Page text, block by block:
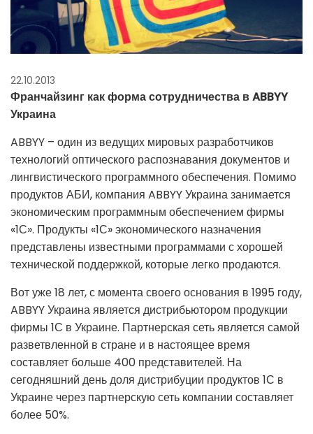
22.10.2013
Франчайзинг как форма сотрудничества в ABBYY
Украина
ABBYY – один из ведущих мировых разработчиков
технологий оптического распознавания документов и
лингвистического программного обеспечения. Помимо
продуктов АБИ, компания ABBYY Украина занимается
экономическим программным обеспечением фирмы
«1С». Продукты «1С» экономического назначения
представлены известными программами с хорошей
технической поддержкой, которые легко продаются.
Вот уже 18 лет, с момента своего основания в 1995 году,
ABBYY Украина является дистрибьютором продукции
фирмы 1С в Украине. Партнерская сеть является самой
разветвленной в стране и в настоящее время
составляет больше 400 представителей. На
сегодняшний день доля дистрибуции продуктов 1С в
Украине через партнерскую сеть компании составляет
более 50%.